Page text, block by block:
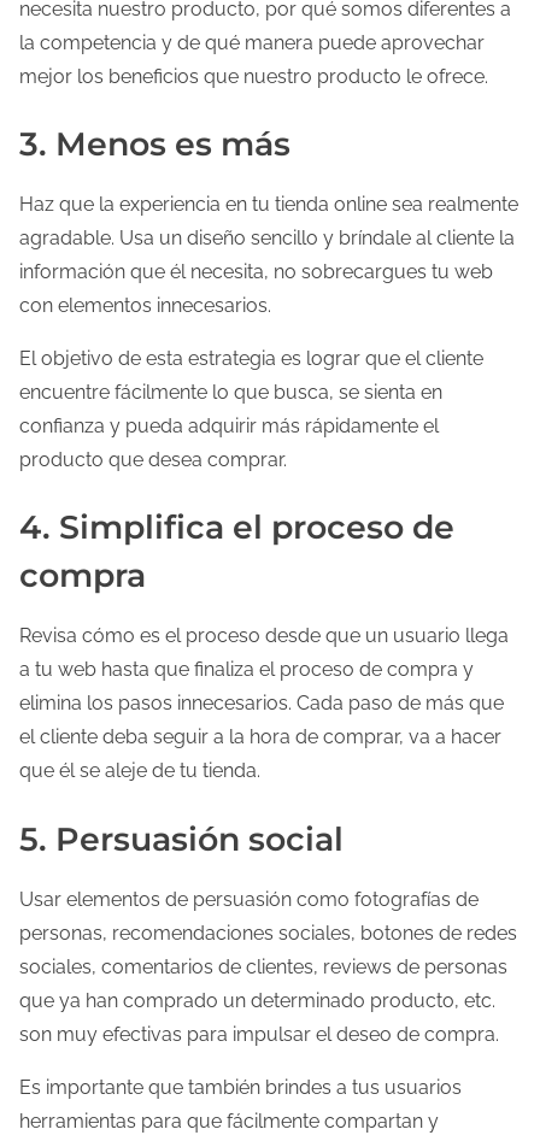
necesita nuestro producto, por qué somos diferentes a
la competencia y de qué manera puede aprovechar
mejor los beneficios que nuestro producto le ofrece.
3. Menos es más
Haz que la experiencia en tu tienda online sea realmente
agradable. Usa un diseño sencillo y bríndale al cliente la
información que él necesita, no sobrecargues tu web
con elementos innecesarios.
El objetivo de esta estrategia es lograr que el cliente
encuentre fácilmente lo que busca, se sienta en
confianza y pueda adquirir más rápidamente el
producto que desea comprar.
4. Simplifica el proceso de
compra
Revisa cómo es el proceso desde que un usuario llega
a tu web hasta que finaliza el proceso de compra y
elimina los pasos innecesarios. Cada paso de más que
el cliente deba seguir a la hora de comprar, va a hacer
que él se aleje de tu tienda.
5. Persuasión social
Usar elementos de persuasión como fotografías de
personas, recomendaciones sociales, botones de redes
sociales, comentarios de clientes, reviews de personas
que ya han comprado un determinado producto, etc.
son muy efectivas para impulsar el deseo de compra.
Es importante que también brindes a tus usuarios
herramientas para que fácilmente compartan y